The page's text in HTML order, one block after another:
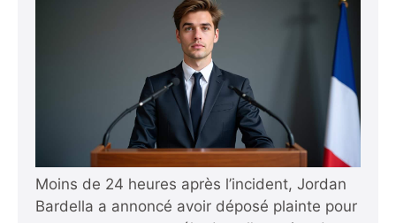
Moins de 24 heures après l’incident, Jordan
Bardella a annoncé avoir déposé plainte pour